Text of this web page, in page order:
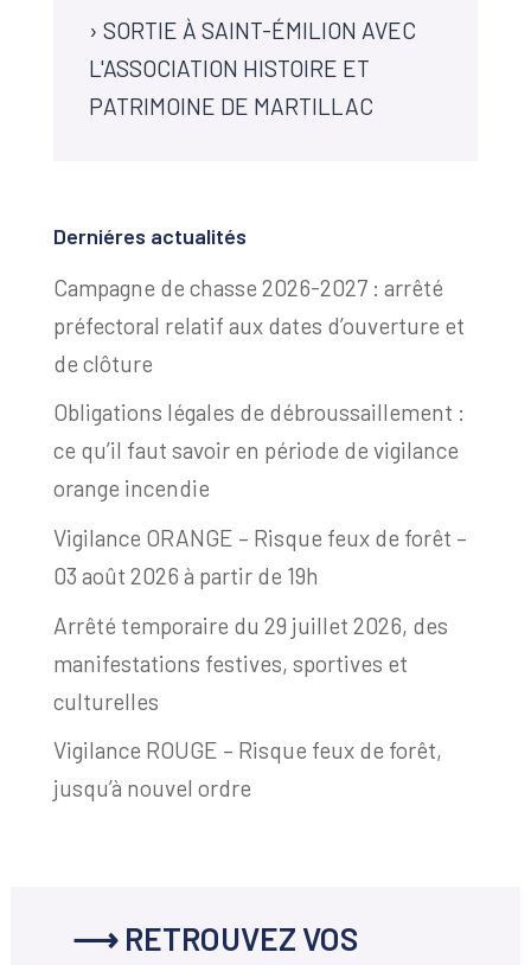
› SORTIE À SAINT-ÉMILION AVEC
L'ASSOCIATION HISTOIRE ET
PATRIMOINE DE MARTILLAC
Derniéres actualités
Campagne de chasse 2026-2027 : arrêté
préfectoral relatif aux dates d’ouverture et
de clôture
Obligations légales de débroussaillement :
ce qu’il faut savoir en période de vigilance
orange incendie
Vigilance ORANGE – Risque feux de forêt –
03 août 2026 à partir de 19h
Arrêté temporaire du 29 juillet 2026, des
manifestations festives, sportives et
culturelles
Vigilance ROUGE – Risque feux de forêt,
jusqu’à nouvel ordre
⟶ RETROUVEZ VOS